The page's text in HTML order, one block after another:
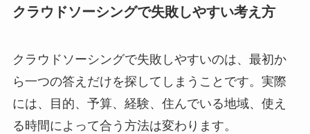
クラウドソーシングで失敗しやすい考え方
クラウドソーシングで失敗しやすいのは、最初か
ら一つの答えだけを探してしまうことです。実際
には、目的、予算、経験、住んでいる地域、使え
る時間によって合う方法は変わります。